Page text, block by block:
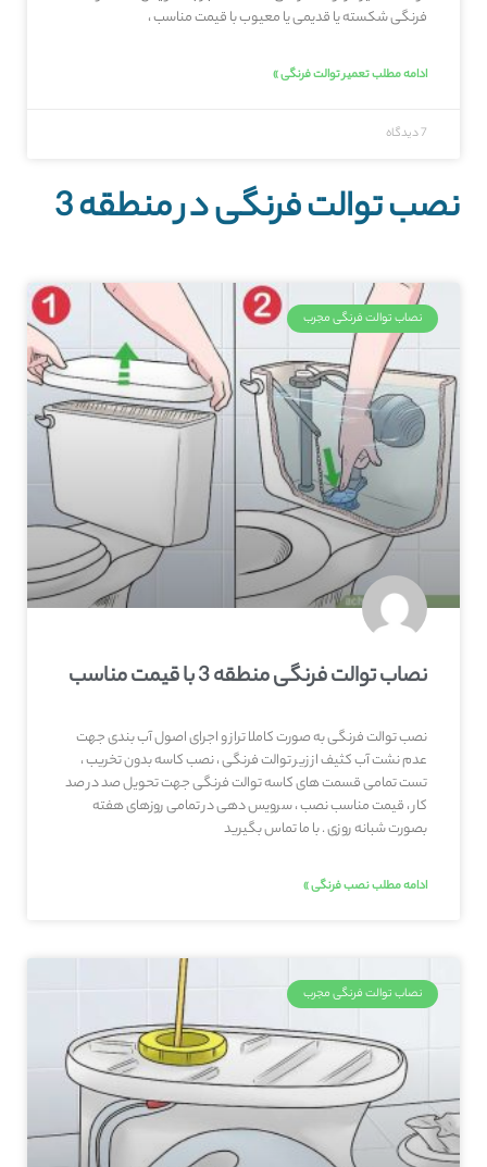
فرنگی شکسته یا قدیمی یا معیوب با قیمت مناسب ،
ادامه مطلب تعمیر توالت فرنگی »
7 دیدگاه
نصب توالت فرنگی در منطقه 3
نصاب توالت فرنگی مجرب
نصاب توالت فرنگی منطقه 3 با قیمت مناسب
نصب توالت فرنگی به صورت کاملا تراز و اجرای اصول آب بندی جهت
عدم نشت آب کثیف از زیر توالت فرنگی ، نصب کاسه بدون تخریب ،
تست تمامی قسمت های کاسه توالت فرنگی جهت تحویل صد در صد
کار ، قیمت مناسب نصب ، سرویس دهی در تمامی روزهای هفته
بصورت شبانه روزی . با ما تماس بگیرید
ادامه مطلب نصب فرنگی »
نصاب توالت فرنگی مجرب